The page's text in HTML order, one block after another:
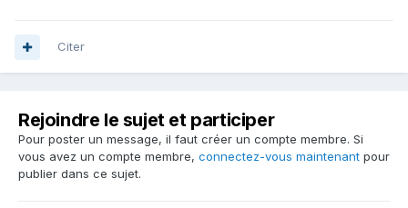
Citer
Rejoindre le sujet et participer
Pour poster un message, il faut créer un compte membre. Si
vous avez un compte membre, connectez-vous maintenant pour
publier dans ce sujet.